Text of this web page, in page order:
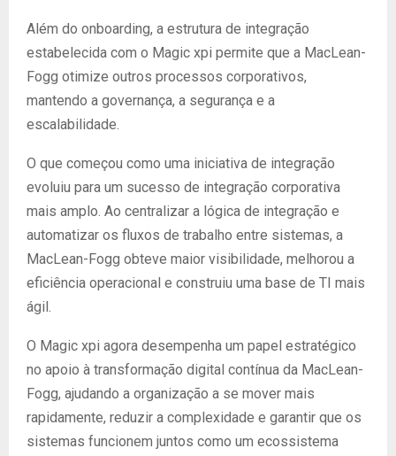
Além do onboarding, a estrutura de integração
estabelecida com o Magic xpi permite que a MacLean-
Fogg otimize outros processos corporativos,
mantendo a governança, a segurança e a
escalabilidade.
O que começou como uma iniciativa de integração
evoluiu para um sucesso de integração corporativa
mais amplo. Ao centralizar a lógica de integração e
automatizar os fluxos de trabalho entre sistemas, a
MacLean-Fogg obteve maior visibilidade, melhorou a
eficiência operacional e construiu uma base de TI mais
ágil.
O Magic xpi agora desempenha um papel estratégico
no apoio à transformação digital contínua da MacLean-
Fogg, ajudando a organização a se mover mais
rapidamente, reduzir a complexidade e garantir que os
sistemas funcionem juntos como um ecossistema